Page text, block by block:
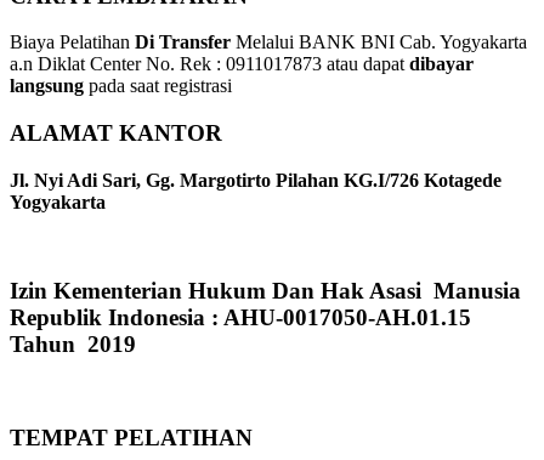
Biaya Pelatihan Di Transfer Melalui BANK BNI Cab. Yogyakarta
a.n Diklat Center No. Rek : 0911017873 atau dapatdibayar
langsung pada saat registrasi
ALAMAT KANTOR
Jl. Nyi Adi Sari, Gg. Margotirto Pilahan KG.I/726 Kotagede
Yogyakarta
Izin Kementerian Hukum Dan Hak Asasi Manusia
Republik Indonesia : AHU-0017050-AH.01.15
Tahun 2019
TEMPAT PELATIHAN